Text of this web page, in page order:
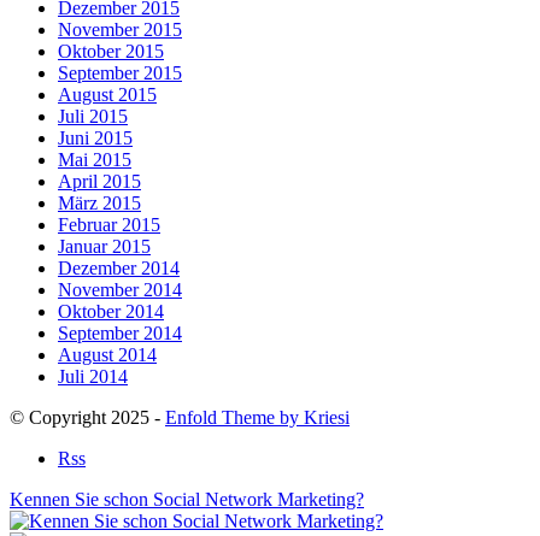
Dezember 2015
November 2015
Oktober 2015
September 2015
August 2015
Juli 2015
Juni 2015
Mai 2015
April 2015
März 2015
Februar 2015
Januar 2015
Dezember 2014
November 2014
Oktober 2014
September 2014
August 2014
Juli 2014
© Copyright 2025 - Enfold Theme by Kriesi
Rss
Kennen Sie schon Social Network Marketing?